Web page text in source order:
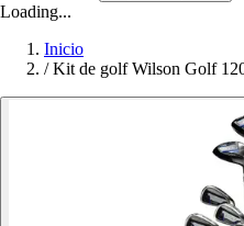
Loading...
Inicio
/ Kit de golf Wilson Golf